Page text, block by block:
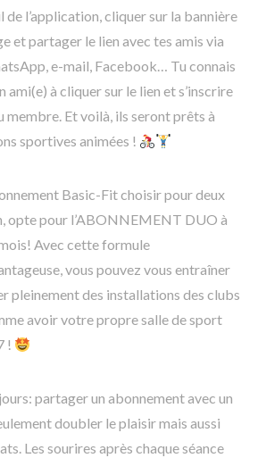
de l’application, cliquer sur la bannière
et partager le lien avec tes amis via
e-mail, Facebook… Tu connais
à cliquer sur le lien et s’inscrire
membre. Et voilà, ils seront prêts à
sportives animées !
Basic-Fit choisir pour deux
opte pour l’ABONNEMENT DUO à
Avec cette formule
vous pouvez vous entraîner
pleinement des installations des clubs
avoir votre propre salle de sport
!
partager un abonnement avec un
doubler le plaisir mais aussi
Les sourires après chaque séance